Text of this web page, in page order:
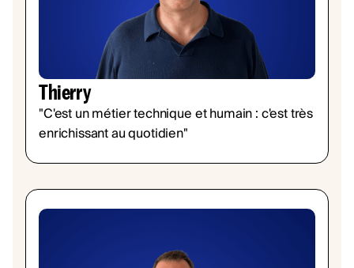
Thierry
"C'est un métier technique et humain : c'est très
enrichissant au quotidien"